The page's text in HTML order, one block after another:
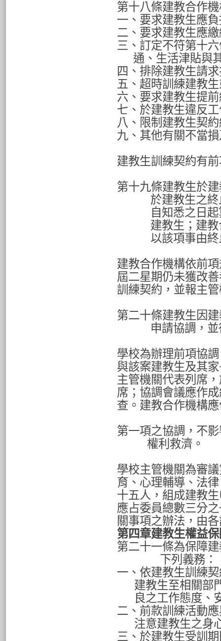
第十八條建教合作
一、要求建教生應
二、要求建教生應
三、訂定不符第十
通、生活津貼與
四、排除建教生請
五、超時訓練建教
六、要求建教生提
七、於建教生違反
八、限制建教生契
九、其他有關不當
建教生訓練契約有
第十九條建教生於
於建教生之
自知悉之日
建教生；建
以該項事由
建教合作機構依前
屆二星期仍未獲改
訓練契約，並報主
第二十條建教生因
申請協調，
學校為辦理前項協
與該案建教生及其
主管機關代表列席
席；協調會議應作
查。建教合作機構
第一項之協調，不
權利救濟。
學校主管機關為審
育、心理輔導、法
十五人，組成建教
應占委員總數三分
關事項之辦法，由
第四章建教生權益
第二十一條為保障
下列義務：
一、依建教生訓練
建教生至相關部
良之工作態度、
二、前款訓練活動
注意建教生之身
三、於建教生受訓